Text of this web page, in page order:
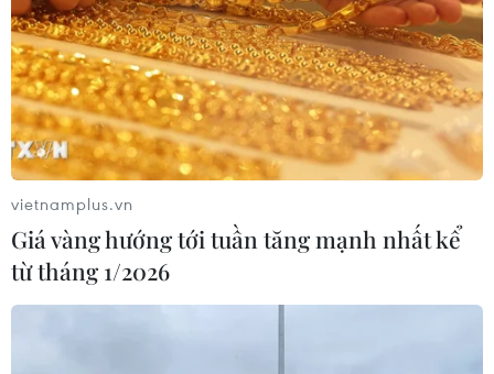
vietnamplus.vn
Giá vàng hướng tới tuần tăng mạnh nhất kể
từ tháng 1/2026